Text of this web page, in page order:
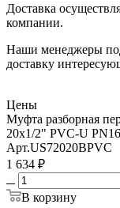
Доставка
компании.
Наши менеджеры
доставку
Цены
Муфта разборная
20х1/2" PVC-U
Арт.US72020BPVC
1 634 ₽
В корзину